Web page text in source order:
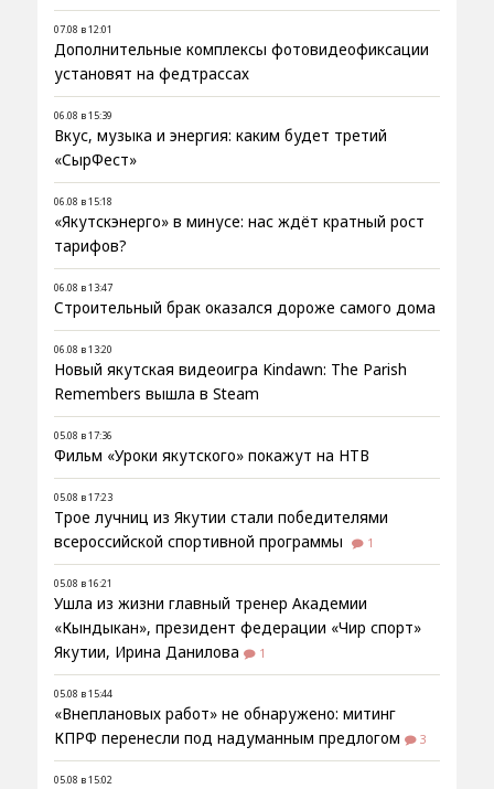
07.08 в 12:01
Дополнительные комплексы фотовидеофиксации
установят на федтрассах
06.08 в 15:39
Вкус, музыка и энергия: каким будет третий
«СырФест»
06.08 в 15:18
«Якутскэнерго» в минусе: нас ждёт кратный рост
тарифов?
06.08 в 13:47
Строительный брак оказался дороже самого дома
06.08 в 13:20
Новый якутская видеоигра Kindawn: The Parish
Remembers вышла в Steam
05.08 в 17:36
Фильм «Уроки якутского» покажут на НТВ
05.08 в 17:23
Трое лучниц из Якутии стали победителями
всероссийской спортивной программы
1
05.08 в 16:21
Ушла из жизни главный тренер Академии
«Кындыкан», президент федерации «Чир спорт»
Якутии, Ирина Данилова
1
05.08 в 15:44
«Внеплановых работ» не обнаружено: митинг
КПРФ перенесли под надуманным предлогом
3
05.08 в 15:02